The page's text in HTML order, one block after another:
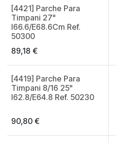
[4421] Parche Para
Timpani 27"
I66.6/E68.6Cm Ref.
50300
89,18 €
[4419] Parche Para
Timpani 8/16 25"
I62.8/E64.8 Ref. 50230
90,80 €